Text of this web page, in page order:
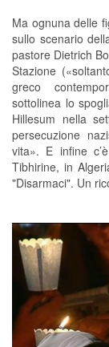
Ma ognuna delle
sullo scenario
pastore Dietrich
Stazione
greco
sottolinea lo
Hillesum nella
persecuzione
vita». E infine
Tibhirine, in
"Disarmaci". Un